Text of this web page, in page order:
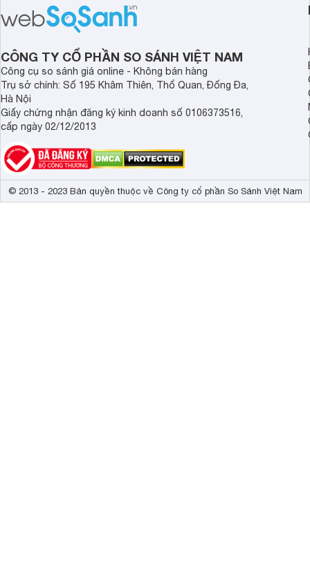
CÔNG TY CỔ PHẦN SO SÁNH VIỆT NAM
Công cụ so sánh giá online - Không bán hàng
Trụ sở chính: Số 195 Khâm Thiên, Thổ Quan, Đống Đa,
Hà Nội
Giấy chứng nhận đăng ký kinh doanh số 0106373516,
cấp ngày 02/12/2013
© 2013 - 2023 Bản quyền thuộc về Công ty cổ phần So Sánh Việt Nam